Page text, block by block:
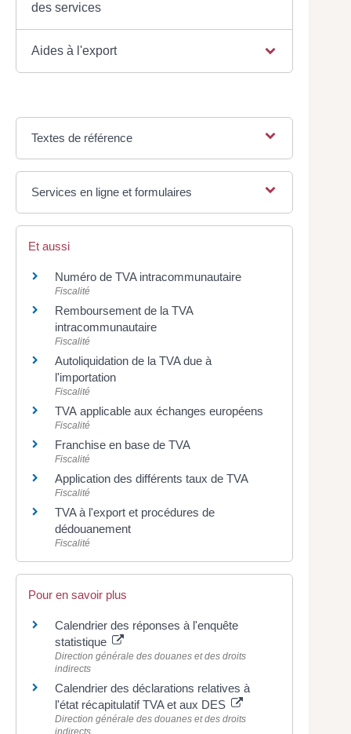
des services
Aides à l'export
Textes de référence
Services en ligne et formulaires
Et aussi
Numéro de TVA intracommunautaire
Fiscalité
Remboursement de la TVA
intracommunautaire
Fiscalité
Autoliquidation de la TVA due à
l'importation
Fiscalité
TVA applicable aux échanges européens
Fiscalité
Franchise en base de TVA
Fiscalité
Application des différents taux de TVA
Fiscalité
TVA à l'export et procédures de
dédouanement
Fiscalité
Pour en savoir plus
Calendrier des réponses à l'enquête
statistique
Direction générale des douanes et des droits
indirects
Calendrier des déclarations relatives à
l'état récapitulatif TVA et aux DES
Direction générale des douanes et des droits
indirects